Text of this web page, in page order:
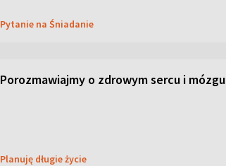
Pytanie na Śniadanie
Porozmawiajmy o zdrowym sercu i mózgu
Planuję długie życie